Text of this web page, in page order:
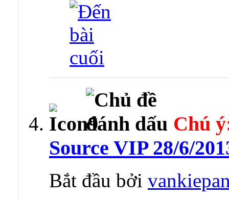
Chú
Source VIP 28/6/
Bắt đầu bởi